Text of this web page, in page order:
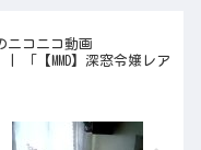
ニコニコ動画
| 「【MMD】深窓令嬢レア